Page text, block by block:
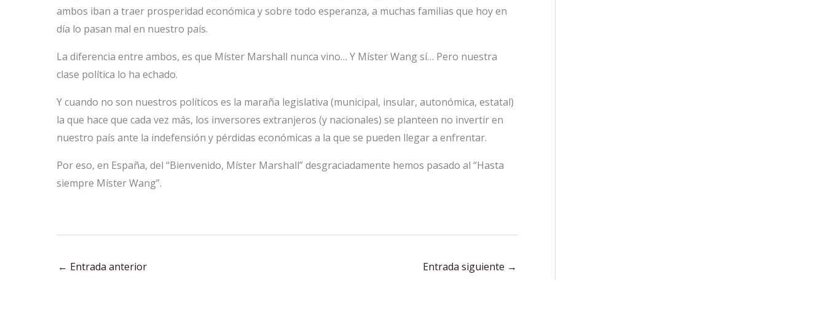
ambos iban a traer prosperidad económica y sobre todo esperanza, a muchas familias que hoy en
día lo pasan mal en nuestro país.
La diferencia entre ambos, es que Míster Marshall nunca vino… Y Míster Wang sí… Pero nuestra
clase política lo ha echado.
Y cuando no son nuestros políticos es la maraña legislativa (municipal, insular, autonómica, estatal)
la que hace que cada vez más, los inversores extranjeros (y nacionales) se planteen no invertir en
nuestro país ante la indefensión y pérdidas económicas a la que se pueden llegar a enfrentar.
Por eso, en España, del “Bienvenido, Míster Marshall” desgraciadamente hemos pasado al “Hasta
siempre Míster Wang”.
← Entrada anterior Entrada siguiente →